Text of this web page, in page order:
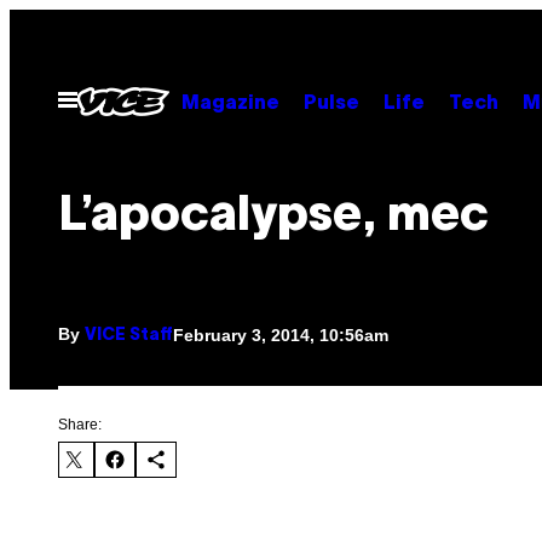
contentOpen
Menu
Magazine Pulse Life Tech
L’apocalypse, mec
By VICE StaffFebruary 3, 2014, 10:56am
Share: